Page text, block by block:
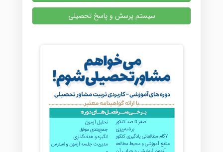
سیستم پرسش و پاسخ تحصیلی